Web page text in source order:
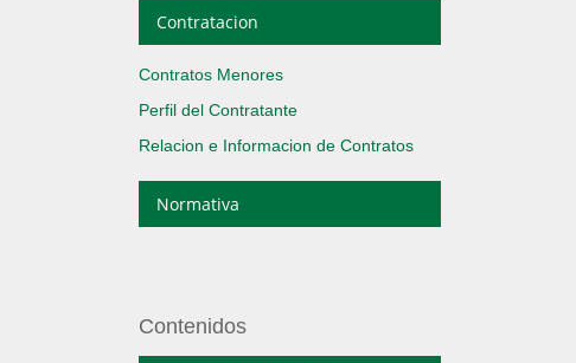
Contratacion
Contratos Menores
Perfil del Contratante
Relacion e Informacion de Contratos
Normativa
Contenidos